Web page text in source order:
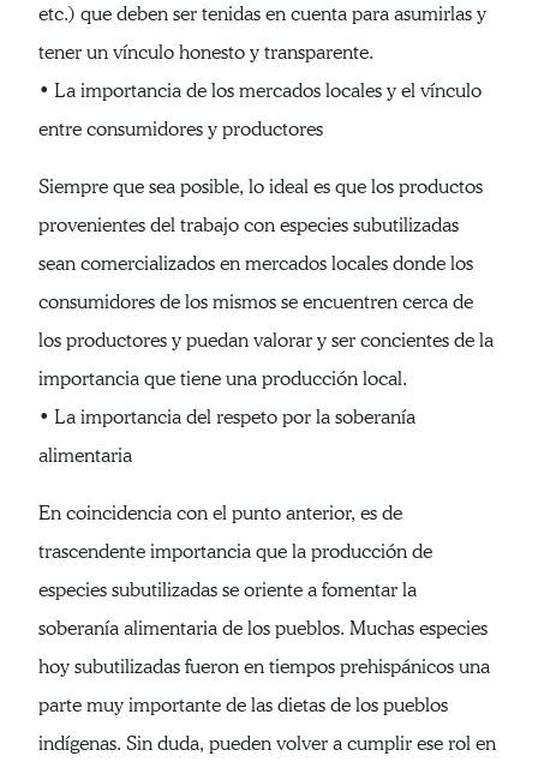
etc.) que deben ser tenidas en cuenta para asumirlas y
tener un vínculo honesto y transparente.
• La importancia de los mercados locales y el vínculo
entre consumidores y productores
Siempre que sea posible, lo ideal es que los productos
provenientes del trabajo con especies subutilizadas
sean comercializados en mercados locales donde los
consumidores de los mismos se encuentren cerca de
los productores y puedan valorar y ser concientes de la
importancia que tiene una producción local.
• La importancia del respeto por la soberanía
alimentaria
En coincidencia con el punto anterior, es de
trascendente importancia que la producción de
especies subutilizadas se oriente a fomentar la
soberanía alimentaria de los pueblos. Muchas especies
hoy subutilizadas fueron en tiempos prehispánicos una
parte muy importante de las dietas de los pueblos
indígenas. Sin duda, pueden volver a cumplir ese rol en